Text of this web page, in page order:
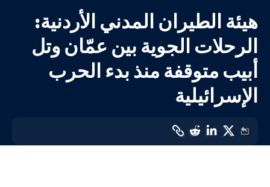
هيئة الطيران المدني الأردنية:
الرحلات الجوية بين عمّان وتل
أبيب متوقفة منذ بدء الحرب
الإسرائيلية